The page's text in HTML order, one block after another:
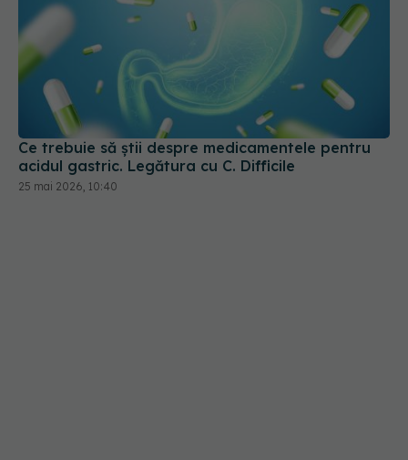
Ce trebuie să știi despre medicamentele pentru
acidul gastric. Legătura cu C. Difficile
25 mai 2026, 10:40